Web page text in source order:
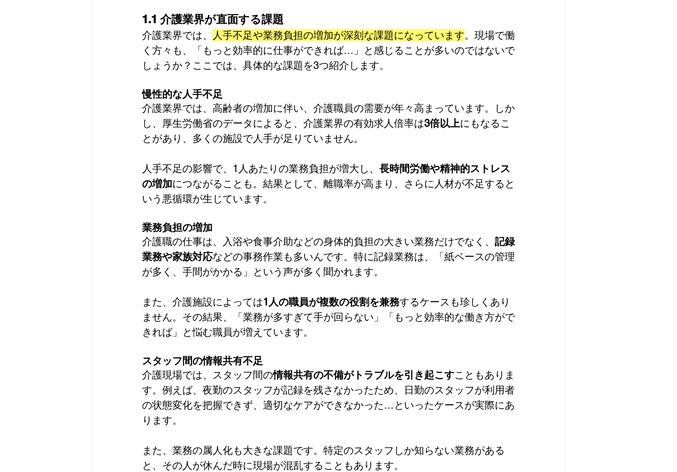
1.1 介護業界が直面する課題
介護業界では、 人手不足や業務負担の増加が深刻な課題になっています。現場で働
く方々も、「もっと効率的に仕事ができれば…」と感じることが多いのではないで
しょうか？ここでは、具体的な課題を3つ紹介します。
慢性的な人手不足
介護業界では、高齢者の増加に伴い、介護職員の需要が年々高まっています。しか
し、厚生労働省のデータによると、介護業界の有効求人倍率は3倍以上にもなるこ
とがあり、多くの施設で人手が足りていません。
人手不足の影響で、1人あたりの業務負担が増大し、 長時間労働や精神的ストレス
の増加につながることも。結果として、離職率が高まり、さらに人材が不足すると
いう悪循環が生じています。
業務負担の増加
介護職の仕事は、入浴や食事介助などの身体的負担の大きい業務だけでなく、 記録
業務や家族対応などの事務作業も多いんです。特に記録業務は、「紙ベースの管理
が多く、手間がかかる」という声が多く聞かれます。
また、介護施設によっては1人の職員が複数の役割を兼務するケースも珍しくあり
ません。その結果、「業務が多すぎて手が回らない」「もっと効率的な働き方がで
きれば」と悩む職員が増えています。
スタッフ間の情報共有不足
介護現場では、スタッフ間の情報共有の不備がトラブルを引き起こすこともありま
す。例えば、夜勤のスタッフが記録を残さなかったため、日勤のスタッフが利用者
の状態変化を把握できず、適切なケアができなかった…といったケースが実際にあ
ります。
また、業務の属人化も大きな課題です。特定のスタッフしか知らない業務がある
と、その人が休んだ時に現場が混乱することもあります。